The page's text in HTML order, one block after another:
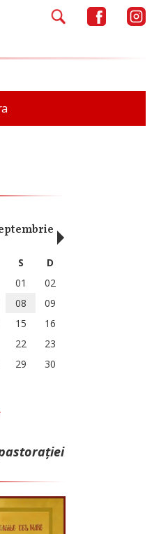
Octombrie
S
D
01
02
08
09
15
16
22
23
29
30